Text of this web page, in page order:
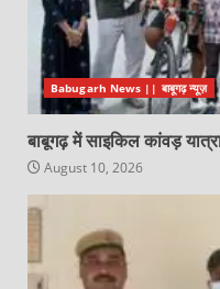
Babugarh News || बाबूगढ़ न्यूज़
बाबूगढ़ में साइकिल कांवड़
August 10, 2026